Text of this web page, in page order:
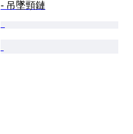
- 吊墜頸鏈